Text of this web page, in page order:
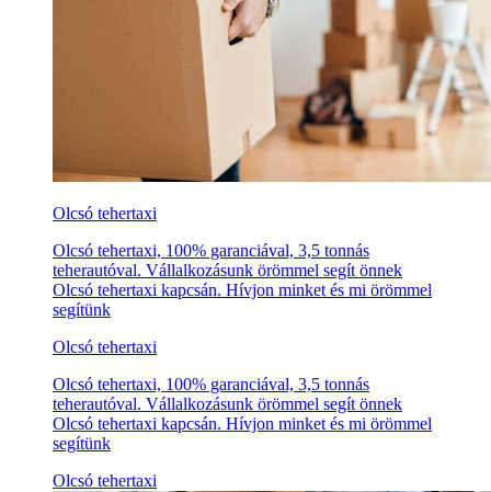
Olcsó tehertaxi
Olcsó tehertaxi, 100% garanciával, 3,5 tonnás
teherautóval. Vállalkozásunk örömmel segít önnek
Olcsó tehertaxi kapcsán. Hívjon minket és mi örömmel
segítünk
Olcsó tehertaxi
Olcsó tehertaxi, 100% garanciával, 3,5 tonnás
teherautóval. Vállalkozásunk örömmel segít önnek
Olcsó tehertaxi kapcsán. Hívjon minket és mi örömmel
segítünk
Olcsó tehertaxi